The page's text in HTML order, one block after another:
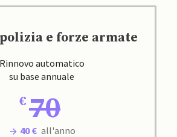
e forze armate
Rinnovo automatico
su base annuale
70
40 € all'anno